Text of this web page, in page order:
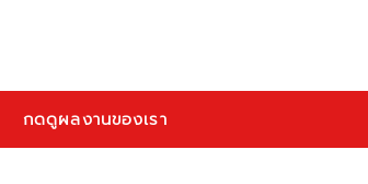
กดดูผลงานของเรา